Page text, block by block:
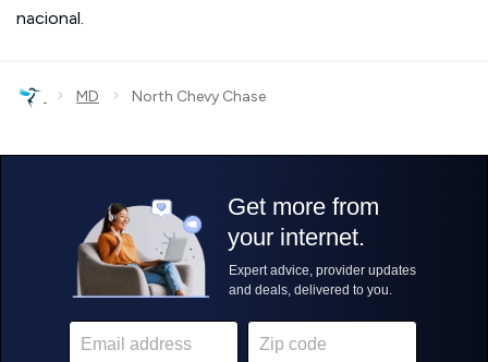
nacional.
› MD › North Chevy Chase